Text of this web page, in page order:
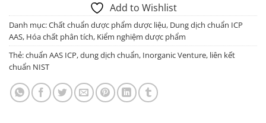
Add to Wishlist
Danh mục:Chất chuẩn dược phẩm dược liệu, Dung dịch chuẩn ICP
AAS, Hóa chất phân tích, Kiểm nghiệm dược phẩm
Thẻ:chuẩn AAS ICP,dung dịch chuẩn, Inorganic Venture, liên kết
chuẩn NIST